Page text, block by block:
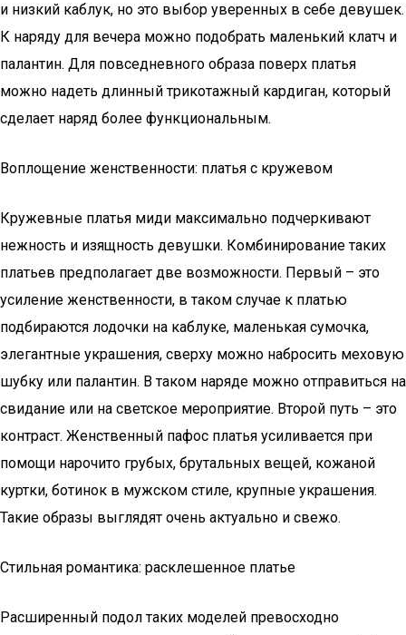
и низкий каблук, но это выбор уверенных в себе девушек.
К наряду для вечера можно подобрать маленький клатч и
палантин. Для повседневного образа поверх платья
можно надеть длинный трикотажный кардиган, который
сделает наряд более функциональным.
Воплощение женственности: платья с кружевом
Кружевные платья миди максимально подчеркивают
нежность и изящность девушки. Комбинирование таких
платьев предполагает две возможности. Первый – это
усиление женственности, в таком случае к платью
подбираются лодочки на каблуке, маленькая сумочка,
элегантные украшения, сверху можно набросить меховую
шубку или палантин. В таком наряде можно отправиться на
свидание или на светское мероприятие. Второй путь – это
контраст. Женственный пафос платья усиливается при
помощи нарочито грубых, брутальных вещей, кожаной
куртки, ботинок в мужском стиле, крупные украшения.
Такие образы выглядят очень актуально и свежо.
Стильная романтика: расклешенное платье
Расширенный подол таких моделей превосходно